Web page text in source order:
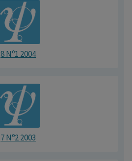
8 Nº1 2004
7 Nº2 2003